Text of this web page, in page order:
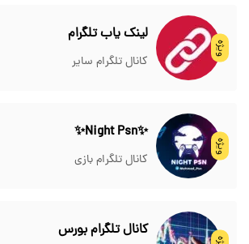
ویژه
لینک یاب تلگرام
کانال تلگرام سایر
ویژه
✨Night Psn✨
کانال تلگرام بازی
کانال تلگرام بورس